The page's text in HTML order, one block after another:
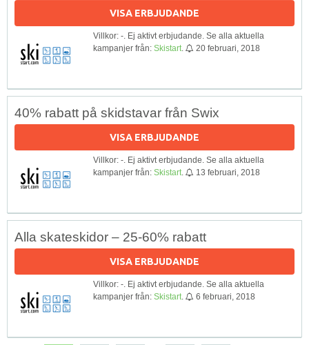
VISA ERBJUDANDE
Villkor: -. Ej aktivt erbjudande. Se alla aktuella
kampanjer från: Skistart 20 februari, 2018
40% rabatt på skidstavar från Swix
VISA ERBJUDANDE
Villkor: -. Ej aktivt erbjudande. Se alla aktuella
kampanjer från: Skistart 13 februari, 2018
Alla skateskidor – 25-60% rabatt
VISA ERBJUDANDE
Villkor: -. Ej aktivt erbjudande. Se alla aktuella
kampanjer från: Skistart 6 februari, 2018